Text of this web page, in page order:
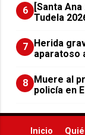
6
[Santa
Tudela
7
Herida
aparatoso
8
Muere al
policía en
Inicio